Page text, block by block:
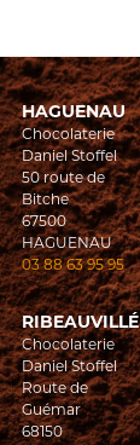
HAGUENAU
Chocolaterie
Daniel Stoffel
50 route de
Bitche
67500
HAGUENAU
03 88 63 95 95
RIBEAUVILLÉ
Chocolaterie
Daniel Stoffel
Route de
Guémar
68150